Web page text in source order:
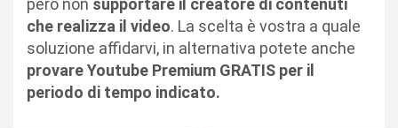
però non supportare il creatore di contenuti
che realizza il video. La scelta è vostra a quale
soluzione affidarvi, in alternativa potete anche
provare Youtube Premium GRATIS per il
periodo di tempo indicato.